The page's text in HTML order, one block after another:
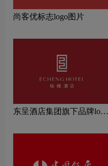
尚客优标志logo图片
东呈酒店集团旗下品牌logo